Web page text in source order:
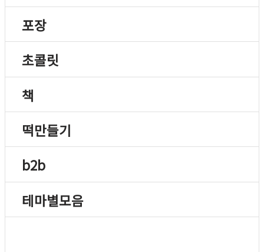
포장
초콜릿
책
떡만들기
b2b
테마별모음